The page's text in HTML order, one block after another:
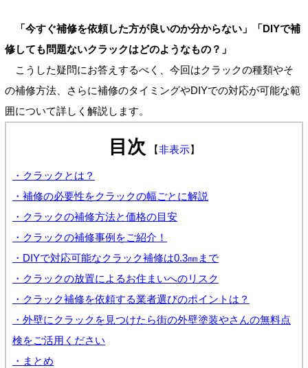
「今すぐ補修を依頼した方が良いのか分からない」「DIYで補
修しても問題ないクラックはどのようなもの？」
こうした疑問にお答えするべく、今回はクラックの種類やそ
の補修方法、さらに補修のタイミングやDIYでの対応が可能な範
囲について詳しく解説します。
目次 【非表示】
・クラックとは？
・補修の必要性をクラックの幅ごとに解説
・クラックの補修方法と価格の目安
・クラックの補修事例をご紹介！
・DIYで対応可能なクラック補修は0.3㎜まで
・クラックの放置によるお住まいへのリスク
・クラック補修を依頼する業者選びのポイントは？
・外壁にクラックを見つけたら街の外壁塗装やさんの無料点
検をご活用ください
・まとめ